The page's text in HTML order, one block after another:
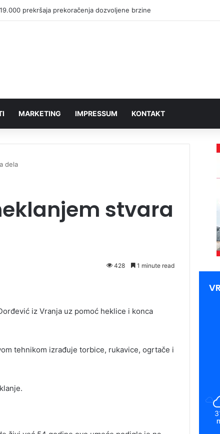
na dva točka: Mini biciklijada za najmlađe, a potom vožnja do brane
MARKETING IMPRESSUM KONTAKT
dela
stvara
428 1 minute read
iz Vranja uz pomoć heklice i konca
tehnikom izrađuje torbice, rukavice, ogrtače i